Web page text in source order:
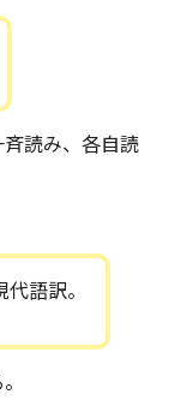
読み、各自読
語訳。